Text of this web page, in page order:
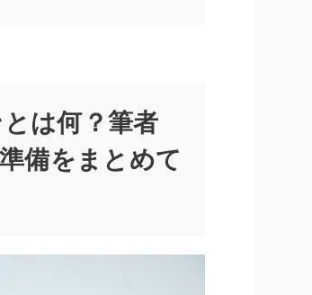
は何？筆者
備をまとめて